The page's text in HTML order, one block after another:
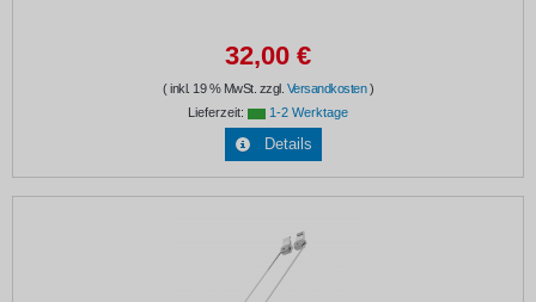
32,00 €
( inkl. 19 % MwSt. zzgl. Versandkosten)
Lieferzeit:
1-2 Werktage
Details